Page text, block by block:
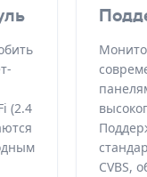
(2.4
CVBS,